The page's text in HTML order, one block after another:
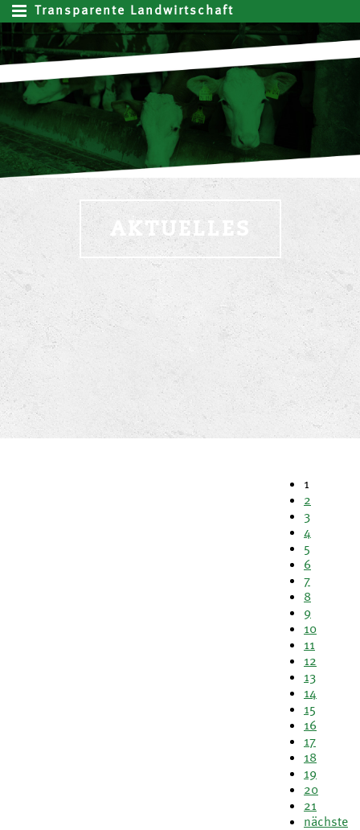
Transparente Landwirtschaft
AKTUELLES
1
2
3
4
5
6
7
8
9
10
11
12
13
14
15
16
17
18
19
20
21
nächste